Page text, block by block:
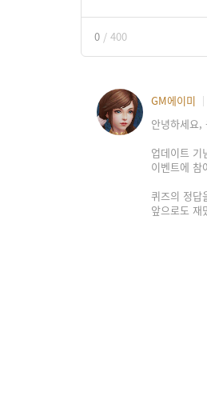
0 / 400
GM에이미
안녕하세요,
업데이트 기
이벤트에
퀴즈의 정답
앞으로도 재